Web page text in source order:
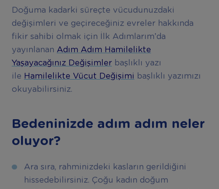
Doğuma kadarki süreçte vücudunuzdaki
değişimleri ve geçireceğiniz evreler hakkında
fikir sahibi olmak için İlk Adımlarım’da
yayınlanan Adım Adım Hamilelikte
Yaşayacağınız Değişimler başlıklı yazı
ile Hamilelikte Vücut Değişimi
başlıklı yazımızı
okuyabilirsiniz.
Bedeninizde adım adım neler
oluyor?
Ara sıra, rahminizdeki kasların gerildiğini
hissedebilirsiniz. Çoğu kadın doğum